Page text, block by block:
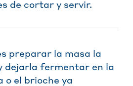
de cortar y servir.
preparar la masa la
dejarla fermentar en la
o el brioche ya